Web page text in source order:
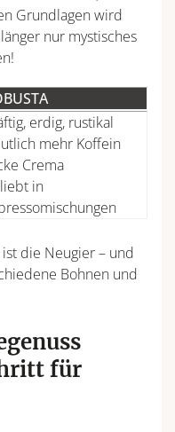
Grundlagen wird
nur mystisches
erdig, rustikal
mehr Koffein
Crema
in
die Neugier – und
Bohnen und
für